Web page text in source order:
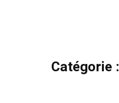
Catégorie :